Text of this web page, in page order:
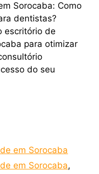
Sorocaba: Como
dentistas?
escritório de
para otimizar
do seu
em Sorocaba
em Sorocaba,